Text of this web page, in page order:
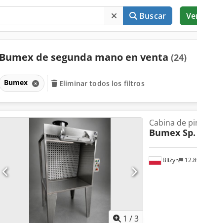
Buscar
Bumex de segunda mano en venta (24)
Bumex Eliminar todos los filtros
1 /3
Bliżyn
Cabina de
Bumex